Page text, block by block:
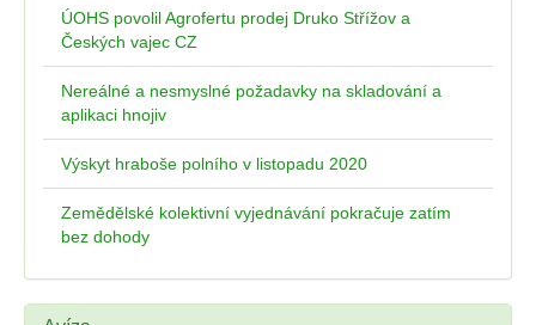
ÚOHS povolil Agrofertu prodej Druko Střížov a
Českých vajec CZ
Nereálné a nesmyslné požadavky na skladování a
aplikaci hnojiv
Výskyt hraboše polního v listopadu 2020
Zemědělské kolektivní vyjednávání pokračuje zatím
bez dohody